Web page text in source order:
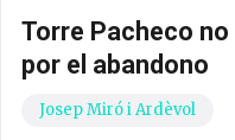
Torre Pacheco
por el abandono
Josep Miró i Ardèvol